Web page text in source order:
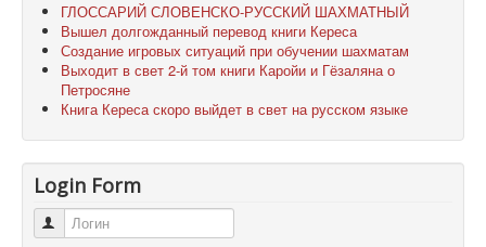
ГЛОССАРИЙ СЛОВЕНСКО-РУССКИЙ ШАХМАТНЫЙ
Вышел долгожданный перевод книги Кереса
Создание игровых ситуаций при обучении шахматам
Выходит в свет 2-й том книги Каройи и Гёзаляна о
Петросяне
Книга Кереса скоро выйдет в свет на русском языке
Login Form
Логин